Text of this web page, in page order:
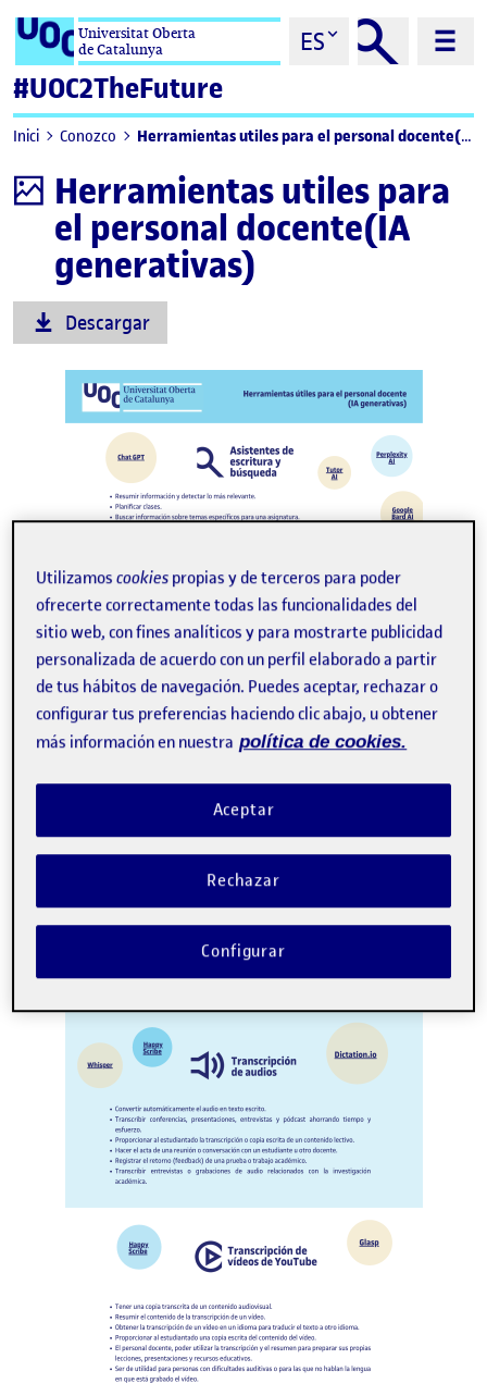
Saltar al contenidoUniversitat Oberta
de Catalunya
ES
#UOC2TheFuture
Inici Conozco Herramientas utiles para el personal docente(IA generativas)
InfografíaHerramientas utiles para
el personal docente(IA
generativas)
Descargar
Utilizamoscookies propias y de terceros para poder
ofrecerte correctamente todas las funcionalidades del
sitio web, con fines analíticos y para mostrarte publicidad
personalizada de acuerdo con un perfil elaborado a partir
de tus hábitos de navegación. Puedes aceptar, rechazar o
configurar tus preferencias haciendo clic abajo, u obtener
más información en nuestra política de cookies.
Rechazar
Aceptar
Configurar